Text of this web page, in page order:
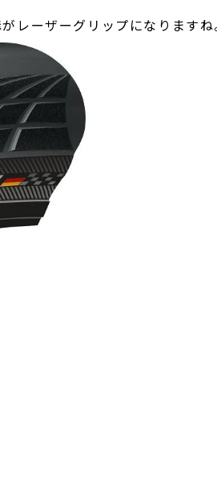
レーザーグリップになります